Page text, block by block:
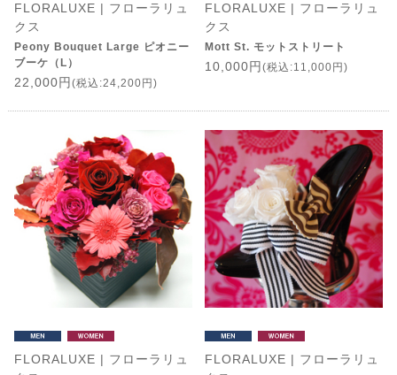
FLORALUXE | フローラリュ
クス
Peony Bouquet Large ピオニー
ブーケ（L）
22,000円 (税込:24,200円)
FLORALUXE | フローラリュ
クス
Mott St. モットストリート
10,000円 (税込:11,000円)
FLORALUXE | フローラリュ
FLORALUXE | フローラリュ